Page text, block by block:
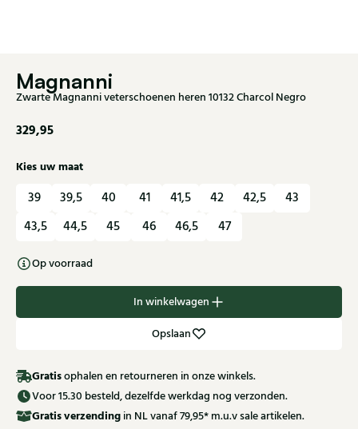
Magnanni
Zwarte Magnanni veterschoenen heren 10132 Charcol Negro
329,95
Kies uw maat
39 39,5 40 41 41,5 42 42,5
43
43,5
44,5 45 46 46,5 47
Op voorraad
In winkelwagen
Opslaan
Gratisophalen en retourneren in onze winkels.
Voor 15.30 besteld, dezelfde werkdag nog verzonden.
Gratisverzending in NL vanaf 79,95* m.u.v sale artikelen.